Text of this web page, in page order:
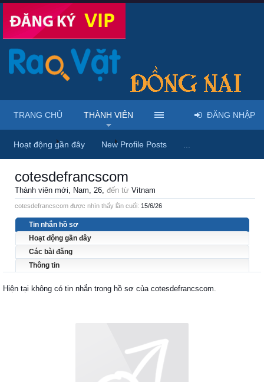
Trang chủ Thành viên cotesdefrancscom
cotesdefrancscom
Thành viên mới, Nam, 26, đến từ Vitnam
cotesdefrancscom được nhìn thấy lần cuối: 15/6/26
Tin nhắn hồ sơ
Hoạt động gần đây
Các bài đăng
Thông tin
Hiện tại không có tin nhắn trong hồ sơ của cotesdefrancscom.
TRANG CHỦ THÀNH VIÊN
Hoạt động gần đây New Profile Posts
ĐĂNG NHẬP